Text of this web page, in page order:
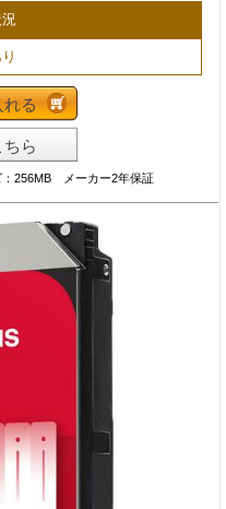
れる
ら
256MB メーカー2年保証